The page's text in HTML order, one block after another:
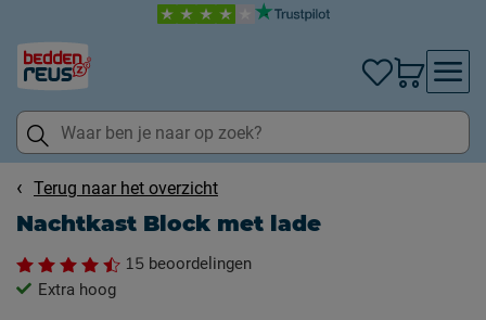
Terug naar het overzicht
Nachtkast Block met lade
15 beoordelingen
Extra hoog